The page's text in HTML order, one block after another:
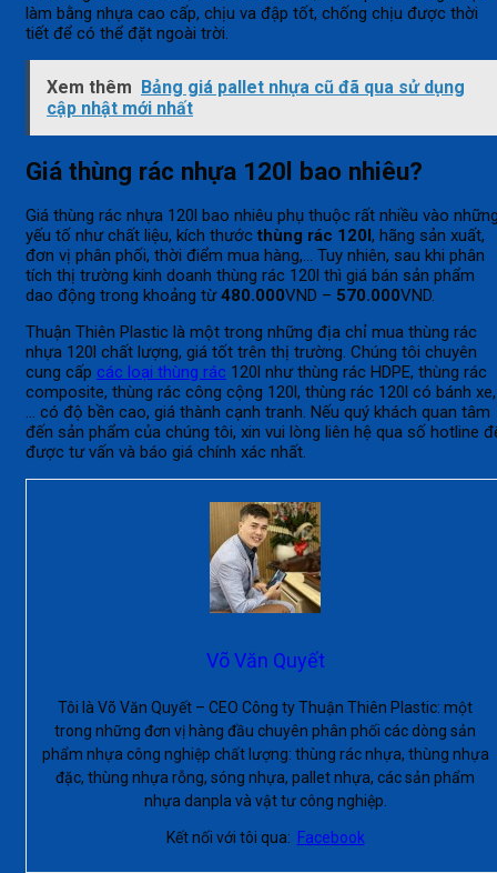
làm bằng nhựa cao cấp, chịu va đập tốt, chống chịu được thời
tiết để có thể đặt ngoài trời.
Xem thêm Bảng giá pallet nhựa cũ đã qua sử dụng
cập nhật mới nhất
Giá thùng rác nhựa 120l bao nhiêu?
Giá thùng rác nhựa 120l bao nhiêu phụ thuộc rất nhiều vào
yếu tố như chất liệu, kích thước thùng rác 120l, hãng sản xuất,
đơn vị phân phối, thời điểm mua hàng,… Tuy nhiên, sau khi phân
tích thị trường kinh doanh thùng rác 120l thì giá bán sản phẩm
dao động trong khoảng từ480.000VND – 570.000VND.
Thuận Thiên Plastic là một trong những địa chỉ mua thùng rác
nhựa 120l chất lượng, giá tốt trên thị trường. Chúng tôi chuyên
cung cấp các loại thùng rác 120l như thùng rác HDPE, thùng rác
composite, thùng rác công cộng 120l, thùng rác 120l có bánh xe,
… có độ bền cao, giá thành cạnh tranh. Nếu quý khách quan tâm
đến sản phẩm của chúng tôi, xin vui lòng liên hệ qua số hotline
được tư vấn và báo giá chính xác nhất.
Võ Văn Quyết
Tôi là Võ Văn Quyết – CEO Công ty Thuận Thiên Plastic: một
trong những đơn vị hàng đầu chuyên phân phối các dòng sản
phẩm nhựa công nghiệp chất lượng: thùng rác nhựa, thùng nhựa
đặc, thùng nhựa rỗng, sóng nhựa, pallet nhựa, các sản phẩm
nhựa danpla và vật tư công nghiệp.
Kết nối với tôi qua: Facebook